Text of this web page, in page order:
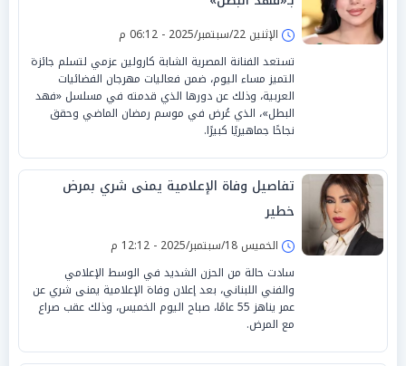
الإثنين 22/سبتمبر/2025 - 06:12 م
تستعد الفنانة المصرية الشابة كارولين عزمي لتسلم جائزة
التميز مساء اليوم، ضمن فعاليات مهرجان الفضائيات
العربية، وذلك عن دورها الذي قدمته في مسلسل «فهد
البطل»، الذي عُرض في موسم رمضان الماضي وحقق
نجاحًا جماهيريًا كبيرًا.
تفاصيل وفاة الإعلامية يمنى شري بمرض
خطير
الخميس 18/سبتمبر/2025 - 12:12 م
سادت حالة من الحزن الشديد في الوسط الإعلامي
والفني اللبناني، بعد إعلان وفاة الإعلامية يمنى شري عن
عمر يناهز 55 عامًا، صباح اليوم الخميس، وذلك عقب صراع
مع المرض.